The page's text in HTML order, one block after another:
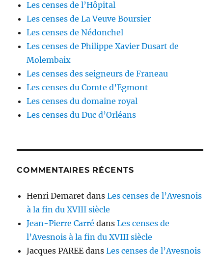
Les censes de l’Hôpital
Les censes de La Veuve Boursier
Les censes de Nédonchel
Les censes de Philippe Xavier Dusart de
Molembaix
Les censes des seigneurs de Franeau
Les censes du Comte d’Egmont
Les censes du domaine royal
Les censes du Duc d’Orléans
COMMENTAIRES RÉCENTS
Henri Demaret dansLes censes de l’Avesnois
à la fin du XVIII siècle
Jean-Pierre Carré dansLes censes de
l’Avesnois à la fin du XVIII siècle
Jacques PAREE dansLes censes de l’Avesnois